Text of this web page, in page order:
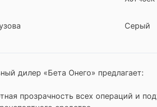
Серый
дилер «Бета Онего» предлагает:
прозрачность всех операций и